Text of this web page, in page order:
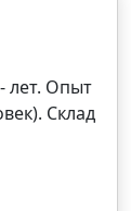
лет. Опыт
Склад